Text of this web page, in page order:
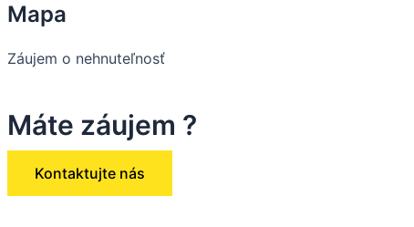
Mapa
Záujem o nehnuteľnosť
Máte záujem ?
Kontaktujte nás